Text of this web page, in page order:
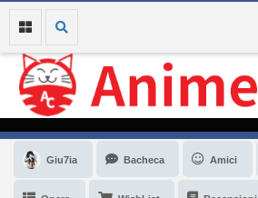
Giu7ia Bacheca Amici